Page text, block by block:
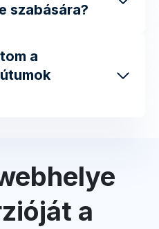
szabására?
a
a